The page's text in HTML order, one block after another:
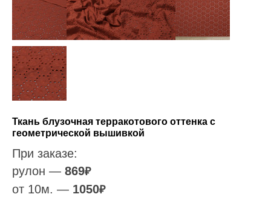
Ткань блузочная терракотового оттенка с
геометрической вышивкой
При заказе:
рулон — 869₽
от 10м. — 1050₽